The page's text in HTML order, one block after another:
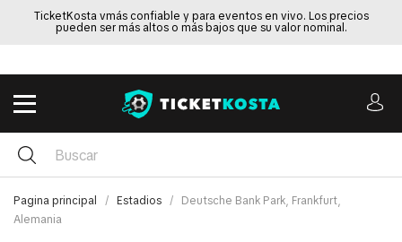
TicketKosta vmás confiable y para eventos en vivo. Los precios
pueden ser más altos o más bajos que su valor nominal.
Pagina principal Estadios
Deutsche Bank Park, Frankfurt,
Alemania